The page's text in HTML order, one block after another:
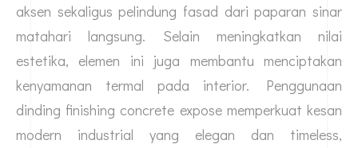
aksen sekaligus pelindung fasad dari paparan sinar
matahari langsung. Selain meningkatkan nilai
estetika, elemen ini juga membantu menciptakan
kenyamanan termal pada interior. Penggunaan
dinding finishing concrete expose memperkuat kesan
modern industrial yang elegan dan timeless,